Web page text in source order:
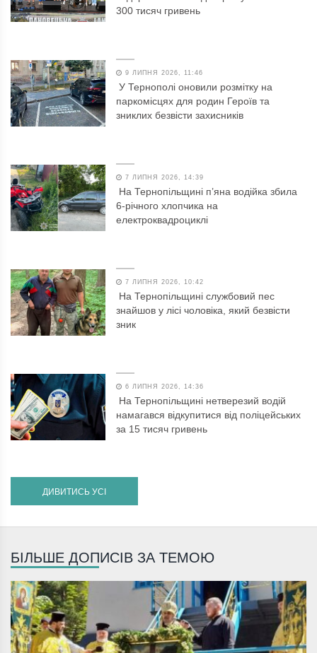
300 тисяч гривень
9 ЛИПНЯ 2026, 11:46
У Тернополі оновили розмітку на
паркомісцях для родин Героїв та
зниклих безвісти захисників
7 ЛИПНЯ 2026, 14:39
На Тернопільщині п’яна водійка збила
6-річного хлопчика на
електроквадроциклі
7 ЛИПНЯ 2026, 10:42
На Тернопільщині службовий пес
знайшов у лісі чоловіка, який безвісти
зник
6 ЛИПНЯ 2026, 14:36
На Тернопільщині нетверезий водій
намагався відкупитися від поліцейських
за 15 тисяч гривень
ДИВИТИСЬ УСІ
БІЛЬШЕ ДОПИСІВ ЗА ТЕМОЮ